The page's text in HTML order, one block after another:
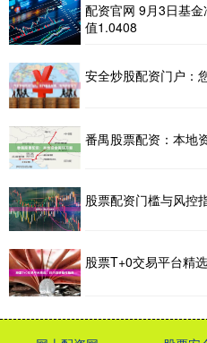
配资官网 9月3日基
值1.0408
安全炒股配资门户：
番禺股票配资：本地
股票配资门槛与风控
股票T+0交易平台精